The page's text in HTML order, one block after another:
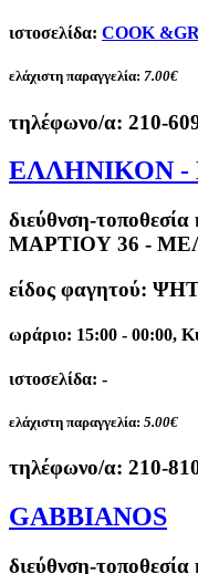
ιστοσελίδα: COOK
ελάχιστη παραγγελία: 7.00€
τηλέφωνο/α: 210-
ΕΛΛΗΝΙΚΟΝ -
διεύθνση-
ΜΑΡΤΙΟΥ 36 -
είδος φαγητού:
ωράριο: 15:00 - 00:00,
ιστοσελίδα: -
ελάχιστη παραγγελία: 5.00€
τηλέφωνο/α: 210-
GABBIANOS
διεύθνση-